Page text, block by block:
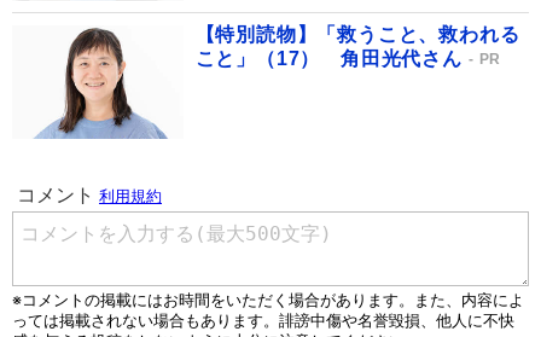
【特別読物】「救うこと、救われる
こと」（17） 角田光代さん
PR